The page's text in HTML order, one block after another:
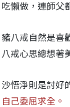
吃懶做，連師父
豬八戒自然是喜
八戒心思總想著
沙悟淨則是討好
自己委屈求全。